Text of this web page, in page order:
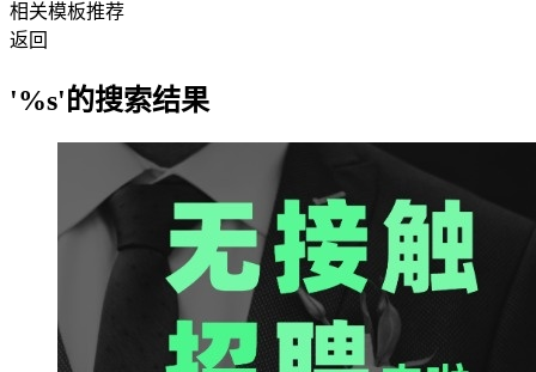
相关模板推荐
返回
'%s'的搜索结果